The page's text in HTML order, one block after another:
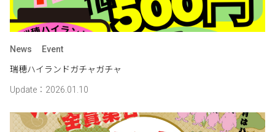
News Event
瑞穂ハイランドガチャガチャ
Update：2026.01.10